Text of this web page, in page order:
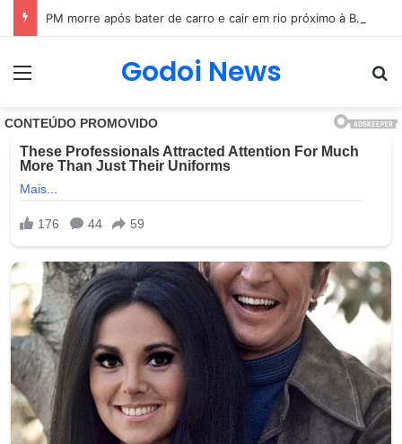
Mãe e filha são encontradas sem vida em MG
Menu Godoi News